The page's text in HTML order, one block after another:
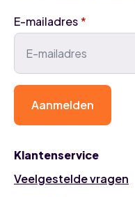
Klantenservice
Veelgestelde vragen
E-mailadres*
Aanmelden